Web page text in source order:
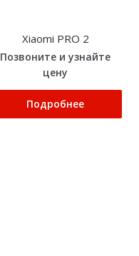
Xiaomi PRO 2
Позвоните и узнайте
цену
Подробнее